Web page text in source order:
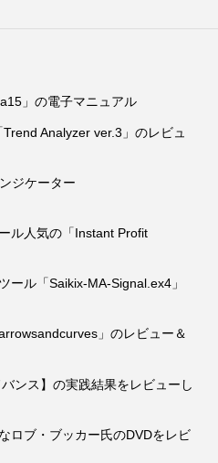
」の電子マニュアル
Analyzer ver.3」のレビュ
ジケーター
ル人気の「Instant Profit
ール「Saikix-MA-Signal.ex4」
」のレビュー＆
ンス】の実践結果をレビューし
ロブ・ブッカー氏のDVDをレビ